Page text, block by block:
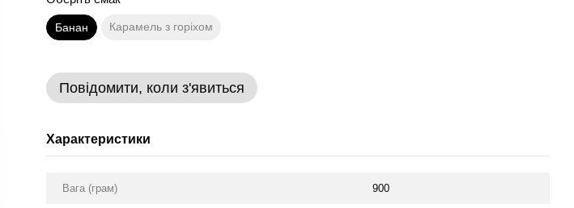
Банан Карамель з горіхом
Повідомити, коли з'явиться
Характеристики
Вага (грам) 900